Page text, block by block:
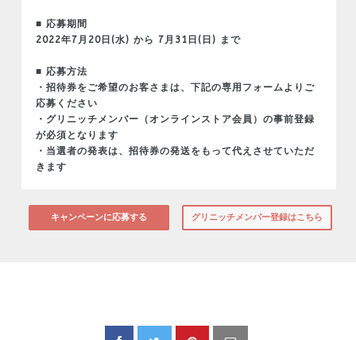
■ 応募期間
2022年7月20日(水) から 7月31日(日) まで
■ 応募方法
・招待券をご希望のお客さまは、下記の専用フォームよりご
応募ください
・グリニッチメンバー（オンラインストア会員）の事前登録
が必須となります
・当選者の発表は、招待券の発送をもって代えさせていただ
きます
キャンペーンに応募する グリニッチメンバー登録はこちら